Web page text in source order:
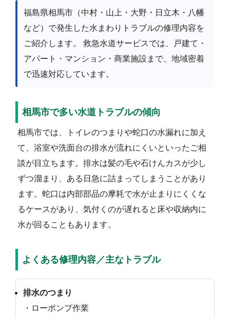
福島県相馬市（中村・山上・大野・日立木・八幡
など）で発生した水まわりトラブルの修理内容を
ご紹介します。 救急水道サービスでは、戸建て・
アパート・マンション・商業施設まで、地域密着
で迅速対応しています。
相馬市で多い水道トラブルの傾向
相馬市では、トイレのつまりや蛇口の水漏れに加え
て、浴室や洗面台の排水が流れにくいといったご相
談が目立ちます。排水は髪の毛や石けんカスが少し
ずつ溜まり、ある日急に詰まってしまうことがあり
ます。蛇口は内部部品の摩耗で水が止まりにくくな
るケースがあり、気付くのが遅れると床や収納内に
水が回ることもあります。
よくある修理内容／主なトラブル
排水のつまり
・ローポンプ作業